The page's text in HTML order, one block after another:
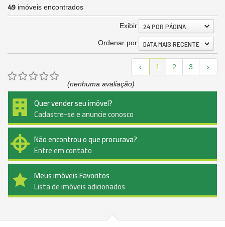
49 imóveis encontrados
Exibir 24 POR PÁGINA
Ordenar por DATA MAIS RECENTE
‹ 1 2 3 ›
(nenhuma avaliação)
Quer vender seu imóvel?
Cadastre-se e anuncie conosco
Não encontrou o que procurava?
Entre em contato
Meus imóveis Favoritos
Lista de imóveis adicionados